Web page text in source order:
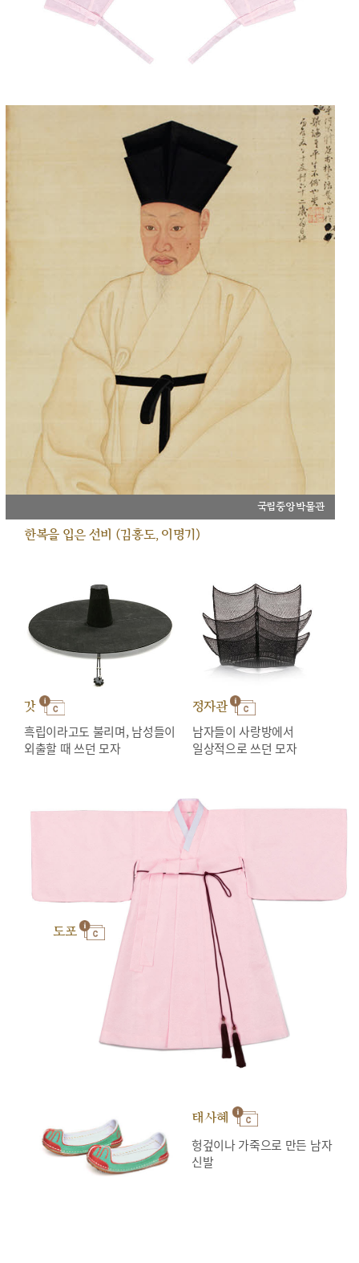
국립중앙박물관
한복을 입은 선비 (김홍도, 이명기)
갓
흑립이라고도 불리며, 남성들이
외출할 때 쓰던 모자
정자관
남자들이 사랑방에서
일상적으로 쓰던 모자
도포
태사혜
헝겊이나 가죽으로 만든 남자
신발